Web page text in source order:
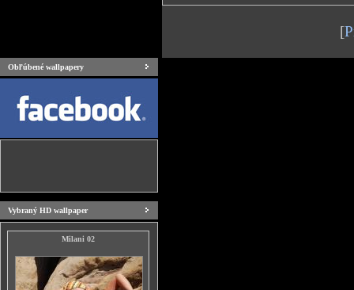
[
Obľúbené wallpapery
Vybraný HD wallpaper
Milani 02